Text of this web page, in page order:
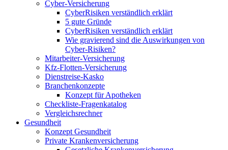
Cyber-Versicherung
CyberRisiken verständlich erklärt
5 gute Gründe
CyberRisiken verständlich erklärt
Wie gravierend sind die Auswirkungen von
Cyber-Risiken?
Mitarbeiter-Versicherung
Kfz-Flotten-Versicherung
Dienstreise-Kasko
Branchenkonzepte
Konzept für Apotheken
Checkliste-Fragenkatalog
Vergleichsrechner
Gesundheit
Konzept Gesundheit
Private Krankenversicherung